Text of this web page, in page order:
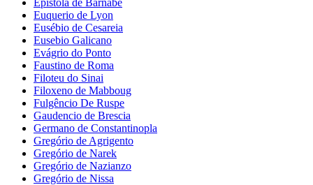
Euquerio de Lyon
Eusébio de Cesareia
Eusebio Galicano
Evágrio do Ponto
Faustino de Roma
Filoteu do Sinai
Filoxeno de Mabboug
Fulgêncio De Ruspe
Gaudencio de Brescia
Germano de Constantinopla
Gregório de Agrigento
Gregório de Narek
Gregório de Nazianzo
Gregório de Nissa